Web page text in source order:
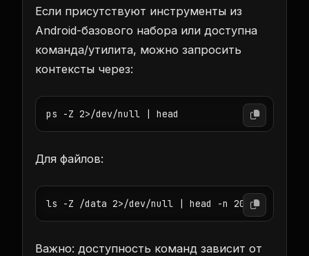
Если присутствуют инструменты из
Android-базового набора или доступна
команда/утилита, можно запросить
контексты через:
ps -Z 2>/dev/null | head
Для файлов:
ls -Z /data 2>/dev/null | head -n 20
Важно: доступность команд зависит от